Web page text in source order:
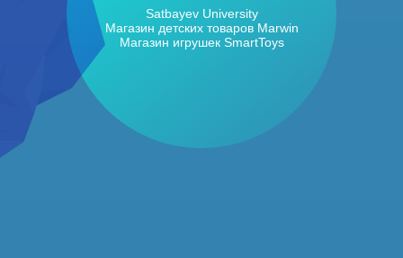
Satbayev University
Магазин детских товаров Marwin
Магазин игрушек SmartToys